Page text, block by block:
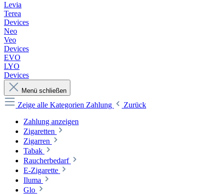
Levia
Terea
Devices
Neo
Veo
Devices
EVO
LYO
Devices
Menü schließen
Zeige alle Kategorien Zahlung
Zurück
Zahlung anzeigen
Zigaretten
Zigarren
Tabak
Raucherbedarf
E-Zigarette
Iluma
Glo